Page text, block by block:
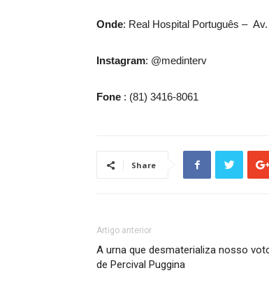
Onde: Real Hospital Português –
Instagram: @medinterv
Fone : (81) 3416-8061
Share
Artigo anterior
A urna que desmaterializa nosso
de Percival Puggina